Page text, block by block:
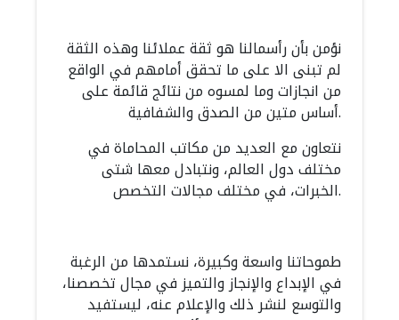
نؤمن بأن رأسمالنا هو ثقة عملائنا وهذه الثقة
لم تبنى الا على ما تحقق أمامهم في الواقع
من انجازات وما لمسوه من نتائج قائمة على
أساس متين من الصدق والشفافية.
نتعاون مع العديد من مكاتب المحاماة في
مختلف دول العالم، ونتبادل معها شتى
الخبرات، في مختلف مجالات التخصص.
طموحاتنا واسعة وكبيرة، نستمدها من الرغبة
في الإبداع والإنجاز والتميز في مجال تخصصنا،
والتوسع لنشر ذلك والإعلام عنه، ليستفيد